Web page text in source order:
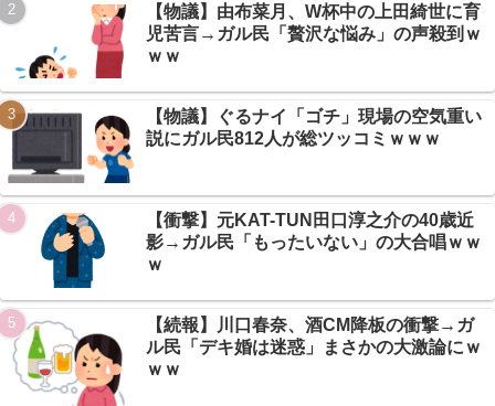
兄が首吊った。理由はイジメ…俺の両親離婚で母は自サツし家庭
崩壊→首謀者を探しだした俺は会社と妻子を特定→結果、実刑受け
た。子に復讐されるだろ...
【続報】ゾンビたばこ発覚の広島新井監督、OBが明かす本音「全
部ブッ壊して辞めたい」ｗｗｗ NEW!
Powered by livedoor 相互RSS
【物議】由布菜月、W杯中の上田綺世に育
児苦言→ガル民「贅沢な悩み」の声殺到ｗ
ｗｗ
【物議】ぐるナイ「ゴチ」現場の空気重い
説にガル民812人が総ツッコミｗｗｗ
【衝撃】元KAT-TUN田口淳之介の40歳近
影→ガル民「もったいない」の大合唱ｗｗ
ｗ
【続報】川口春奈、酒CM降板の衝撃→ガ
ル民「デキ婚は迷惑」まさかの大激論にｗ
ｗｗ